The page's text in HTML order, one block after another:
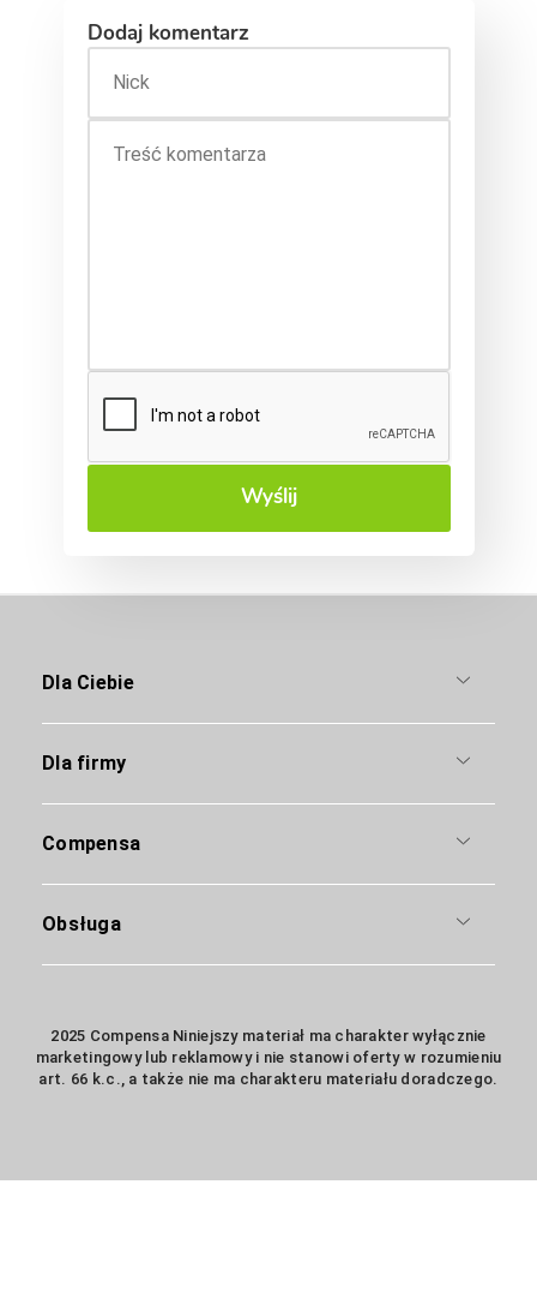
Dodaj komentarz
Wyślij
Dla Ciebie
Dla firmy
Compensa
Obsługa
2025 Compensa Niniejszy materiał ma charakter wyłącznie
marketingowy lub reklamowy i nie stanowi oferty w rozumieniu
art. 66 k.c., a także nie ma charakteru materiału doradczego.